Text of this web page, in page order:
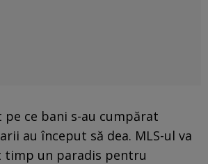
pe ce bani s-au cumpărat
au început să dea. MLS-ul va
un paradis pentru